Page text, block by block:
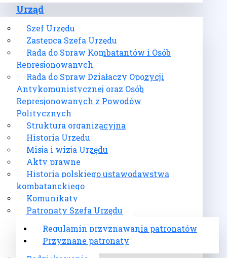
Urząd
Szef Urzędu
Zastępca Szefa Urzędu
Rada do Spraw Kombatantów i Osób
Represjonowanych
Rada do Spraw Działaczy Opozycji
Antykomunistycznej oraz Osób
Represjonowanych z Powodów
Politycznych
Struktura organizacyjna
Historia Urzędu
Misja i wizja Urzędu
Akty prawne
Historia polskiego ustawodawstwa
kombatanckiego
Komunikaty
Patronaty Szefa Urzędu
Regulamin przyznawania patronatów
Przyznane patronaty